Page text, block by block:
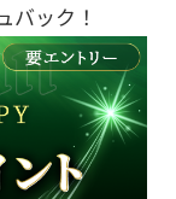
バック！